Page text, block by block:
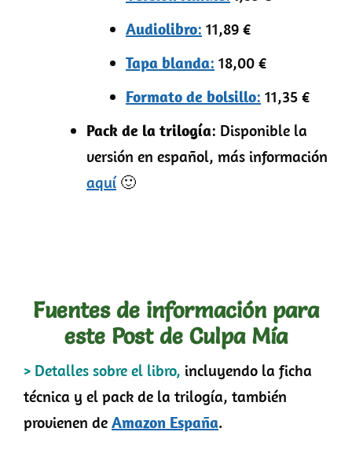
Audiolibro: 11,89 €
Tapa blanda: 18,00 €
Formato de bolsillo: 11,35 €
Pack de la trilogía: Disponible la
versión en español, más información
aquí🙂
Fuentes de información para
este Post de Culpa Mía
> Detalles sobre el libro, incluyendo la ficha
técnica y el pack de la trilogía, también
provienen de Amazon España.